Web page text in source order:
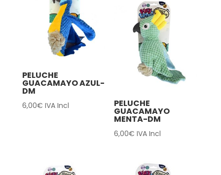
PELUCHE
GUACAMAYO AZUL-
DM
6,00€ IVA Incl PELUCHE
GUACAMAYO
MENTA-DM
6,00€ IVA Incl